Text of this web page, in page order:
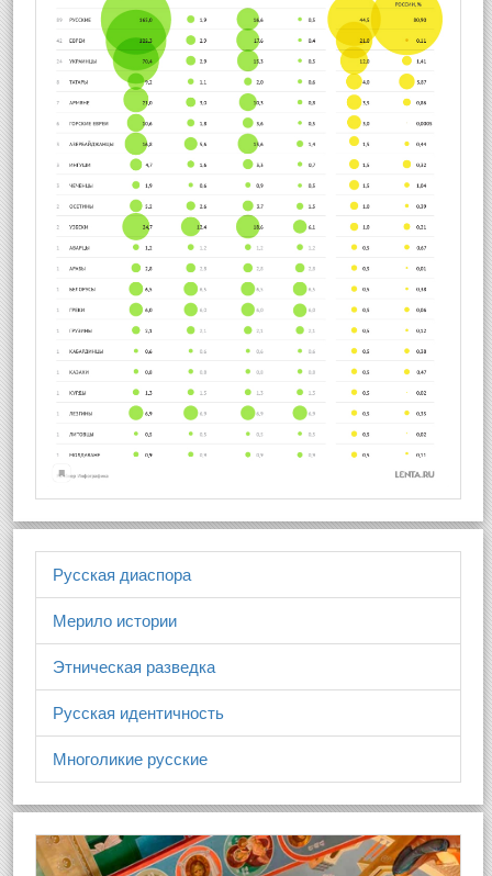
Русская диаспора
Мерило истории
Этническая разведка
Русская идентичность
Многоликие русские